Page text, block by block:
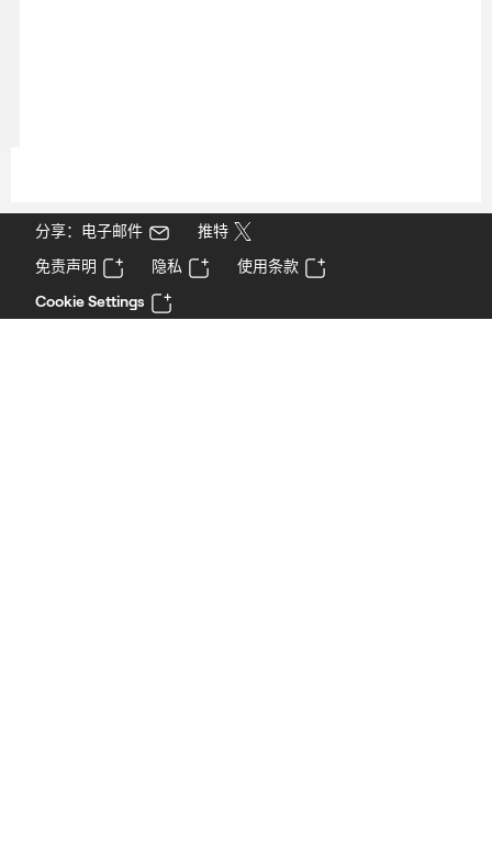
分享：电子邮件
推特
免责声明
隐私
使用条款
Cookie Settings